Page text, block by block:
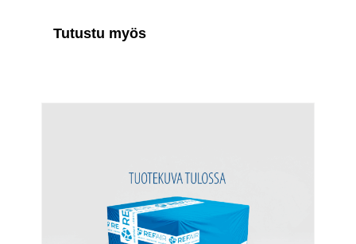
Tutustu myös